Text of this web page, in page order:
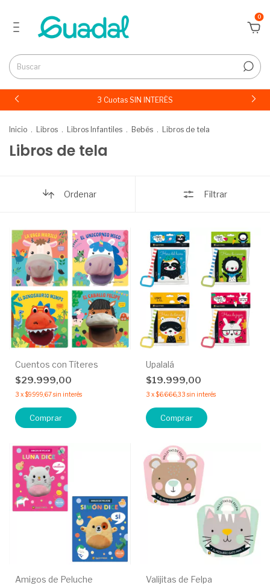
0
3 Cuotas SIN INTERÉS
Inicio . Libros . Libros Infantiles . Bebés . Libros de tela
Libros de tela
Ordenar Filtrar
Cuentos con Títeres
$29.999,00
3 x$9.999,67sin interés
Comprar
Upalalá
$19.999,00
3 x$6.666,33 sin interés
Comprar
Amigos de Peluche Valijitas de Felpa